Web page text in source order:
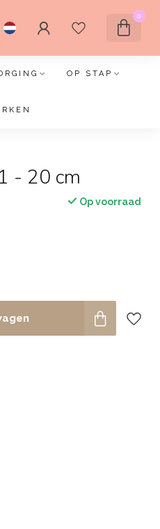
0
OP STAP
- 20 cm
Op voorraad